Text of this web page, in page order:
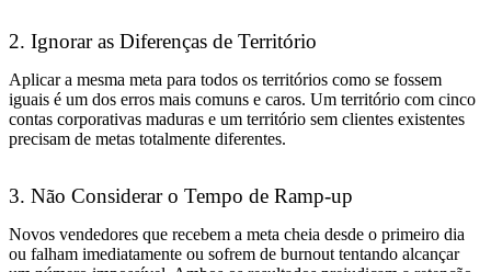
2. Ignorar as Diferenças de Território
Aplicar a mesma meta para todos os territórios como se fossem
iguais é um dos erros mais comuns e caros. Um território com cinco
contas corporativas maduras e um território sem clientes existentes
precisam de metas totalmente diferentes.
3. Não Considerar o Tempo de Ramp-up
Novos vendedores que recebem a meta cheia desde o primeiro dia
ou falham imediatamente ou sofrem de burnout tentando alcançar